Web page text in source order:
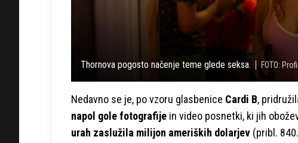
Thornova pogosto načenje teme glede seksa. FOTO:
Nedavno se je, po vzoru glasbenice Cardi B,
napol gole fotografije in video posnetki, ki jih
urah zaslužila milijon ameriških dolarjev (pribl.